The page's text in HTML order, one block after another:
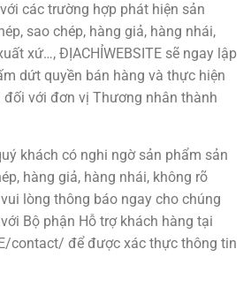
các trường hợp phát hiện sản
sao chép, hàng giả, hàng nhái,
xứ…, ĐỊACHỈWEBSITE sẽ ngay lập
dứt quyền bán hàng và thực hiện
đối với đơn vị Thương nhân thành
khách có nghi ngờ sản phẩm sản
hàng giả, hàng nhái, không rõ
lòng thông báo ngay cho chúng
Bộ phận Hỗ trợ khách hàng tại
contact/ để được xác thực thông tin